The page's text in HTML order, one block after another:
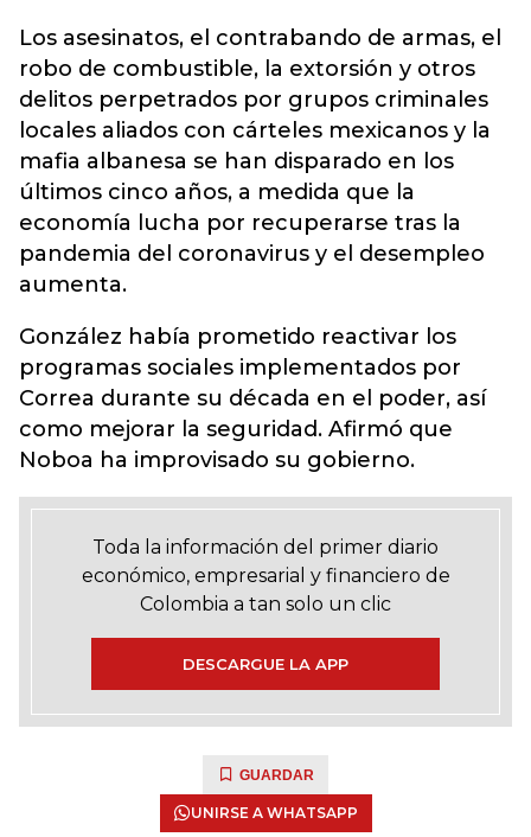
Los asesinatos, el contrabando de armas, el
robo de combustible, la extorsión y otros
delitos perpetrados por grupos criminales
locales aliados con cárteles mexicanos y la
mafia albanesa se han disparado en los
últimos cinco años, a medida que la
economía lucha por recuperarse tras la
pandemia del coronavirus y el desempleo
aumenta.
González había prometido reactivar los
programas sociales implementados por
Correa durante su década en el poder, así
como mejorar la seguridad. Afirmó que
Noboa ha improvisado su gobierno.
Toda la información del primer diario
económico, empresarial y financiero de
Colombia a tan solo un clic
DESCARGUE LA APP
GUARDAR
UNIRSE A WHATSAPP